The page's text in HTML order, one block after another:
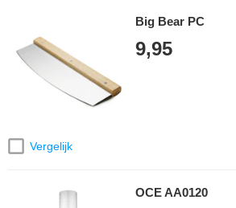
Vergelijk
Big Bear PC
9,95
OCE AA0120